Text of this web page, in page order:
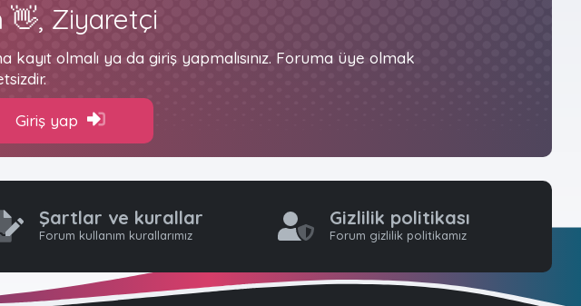
👋, Ziyaretçi
olmalı ya da giriş yapmalısınız. Foruma üye olmak
Giriş yap
Şartlar ve kurallar
Forum kullanım kurallarımız
Gizlilik politikası
Forum gizlilik politikamız